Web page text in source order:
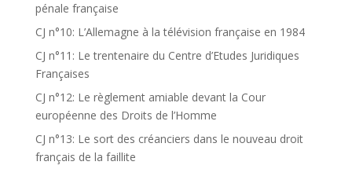
pénale française
CJ n°10: L’Allemagne à la télévision française en 1984
CJ n°11: Le trentenaire du Centre d’Etudes Juridiques
Françaises
CJ n°12: Le règlement amiable devant la Cour
européenne des Droits de l’Homme
CJ n°13: Le sort des créanciers dans le nouveau droit
français de la faillite